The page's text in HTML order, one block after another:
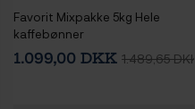
Favorit Mixpakke 5kg Hele
kaffebønner
1.099,00 DKK 1.489,65 DKK